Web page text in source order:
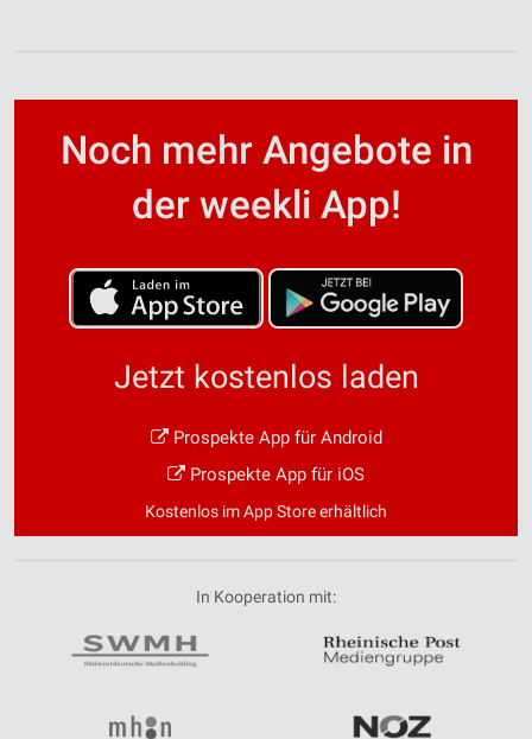
Noch mehr Angebote in
der weekli App!
Jetzt kostenlos laden
Prospekte App für Android
Prospekte App für iOS
Kostenlos im App Store erhältlich
In Kooperation mit: